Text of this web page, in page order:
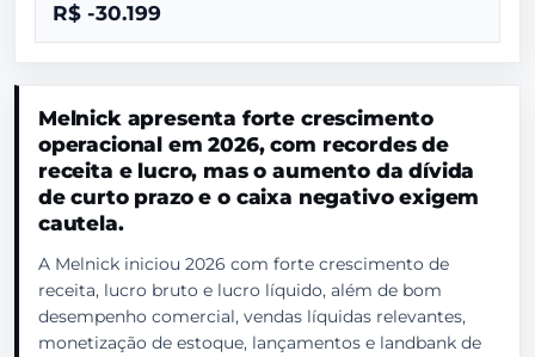
R$ -30.199
Melnick apresenta forte crescimento
operacional em 2026, com recordes de
receita e lucro, mas o aumento da dívida
de curto prazo e o caixa negativo exigem
cautela.
A Melnick iniciou 2026 com forte crescimento de
receita, lucro bruto e lucro líquido, além de bom
desempenho comercial, vendas líquidas relevantes,
monetização de estoque, lançamentos e landbank de